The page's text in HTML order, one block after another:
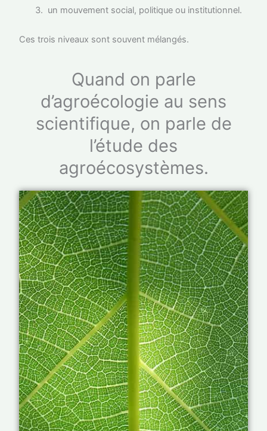
un mouvement social, politique ou institutionnel.
Ces trois niveaux sont souvent mélangés.
Quand on parle
d’agroécologie au sens
scientifique, on parle de
l’étude des
agroécosystèmes.